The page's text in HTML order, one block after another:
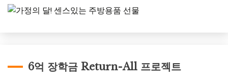
6억 장학금 Return-All 프로젝트